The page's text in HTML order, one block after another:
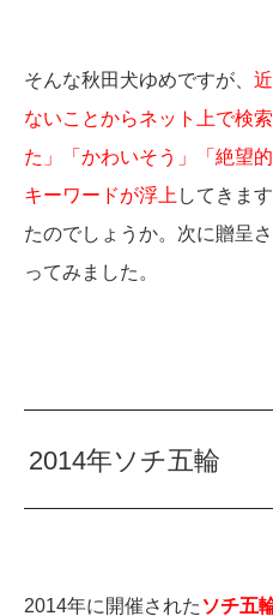
そんな秋田犬ゆめですが、
ないことからネット上で検
た」「かわいそう」「絶望
キーワードが浮上 してきま
たのでしょうか。次に贈呈
ってみました。
2014年ソチ五輪
2014年に開催された ソチ五